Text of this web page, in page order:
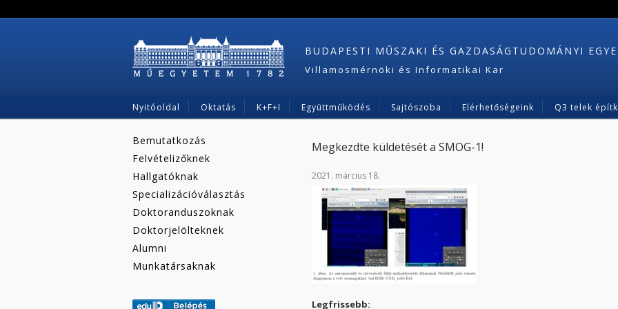
BUDAPESTI MŰSZAKI ÉS GAZDASÁGTUDOMÁNYI
Villamosmérnöki és Informatikai Kar
Nyitóoldal Oktatás K+F+I Együttműködés Sajtószoba Elérhetőségeink Q3 telek
Bemutatkozás
Felvételizőknek
Hallgatóknak
Specializációválasztás
Doktoranduszoknak
Doktorjelölteknek
Alumni
Munkatársaknak
Megkezdte küldetését a SMOG-1!
2021. március 18.
Legfrissebb: